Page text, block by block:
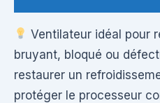
Ventilateur idéal pour
bruyant, bloqué ou
restaurer un
protéger le processeur